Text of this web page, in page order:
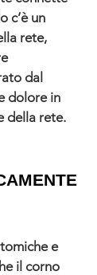
c’è un
rete,
dal
dolore in
della rete.
e
il corno